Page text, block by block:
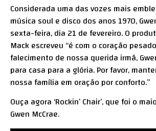
Considerada uma das vozes mais
música soul e disco dos anos 1970,
sexta-feira, dia 21 de fevereiro. O
Mack escreveu “é com o coração
falecimento de nossa querida irmã,
para casa para a glória. Por favor,
nossa família em oração por conforto.”
Ouça agora ‘Rockin’ Chair’, que foi o
Gwen McCrae.